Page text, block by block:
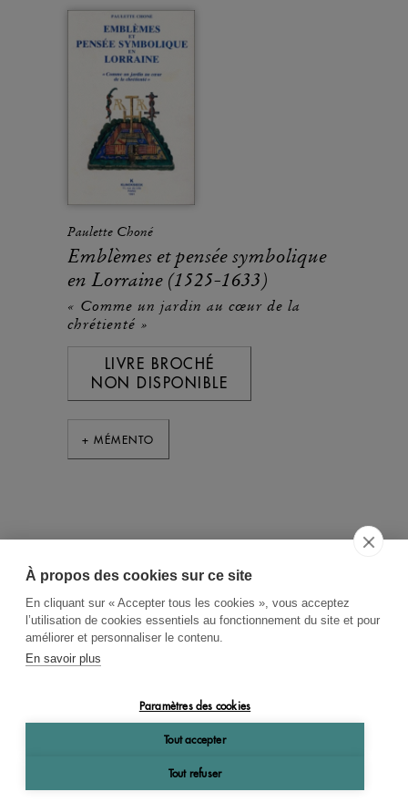
À propos des cookies sur ce site
En cliquant sur « Accepter tous les cookies », vous acceptez
l’utilisation de cookies essentiels au fonctionnement du site et pour
améliorer et personnaliser le contenu.
En savoir plus
Paramètres des cookies
Tout accepter
Tout refuser
Paulette Choné
Emblèmes et pensée symbolique
en Lorraine (1525-1633)
« Comme un jardin au cœur de la
chrétienté »
LIVRE BROCHÉ
NON DISPONIBLE
+ MÉMENTO
RECHERCHE THÉMATIQUE
OK